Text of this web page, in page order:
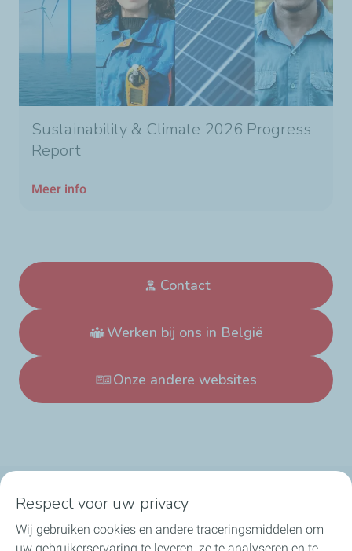
Sustainability & Climate 2026 Progress
Report
Meer info
Contact
Werken bij ons in België
Onze andere websites
TotalEnergies in België
Ons nieuws
Respect voor uw privacy
Wij gebruiken cookies en andere traceringsmiddelen om